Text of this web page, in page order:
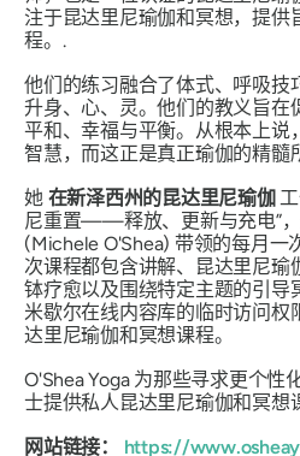
注于昆达里尼瑜伽和冥想，提供
程。.
他们的练习融合了体式、呼吸技
升身、心、灵。他们的教义旨在
平和、幸福与平衡。从根本上说
智慧，而这正是真正瑜伽的精髓
她在新泽西州的昆达里尼瑜伽
尼重置——释放、更新与充电”，
(Michele O'Shea) 带领的每月一
次课程都包含讲解、昆达里尼瑜
钵疗愈以及围绕特定主题的引导
米歇尔在线内容库的临时访问权
达里尼瑜伽和冥想课程。
O'Shea Yoga 为那些寻求更个性
士提供私人昆达里尼瑜伽和冥想
网站链接： https://